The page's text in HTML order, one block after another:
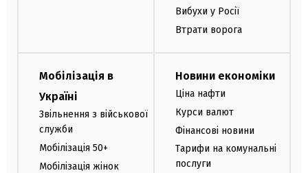
Вибухи у Росії
Втрати ворога
Мобілізація в
Україні
Звільнення з військової
служби
Мобілізація 50+
Мобілізація жінок
Новини економіки
Ціна нафти
Курси валют
Фінансові новини
Тарифи на комунальні
послуги